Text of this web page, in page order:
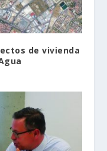
de vivienda